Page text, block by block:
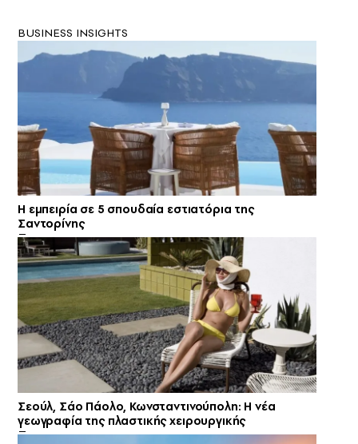
BUSINESS INSIGHTS
Η εμπειρία σε 5 σπουδαία εστιατόρια της
Σαντορίνης
Σεούλ, Σάο Πάολο, Κωνσταντινούπολη: Η νέα
γεωγραφία της πλαστικής χειρουργικής